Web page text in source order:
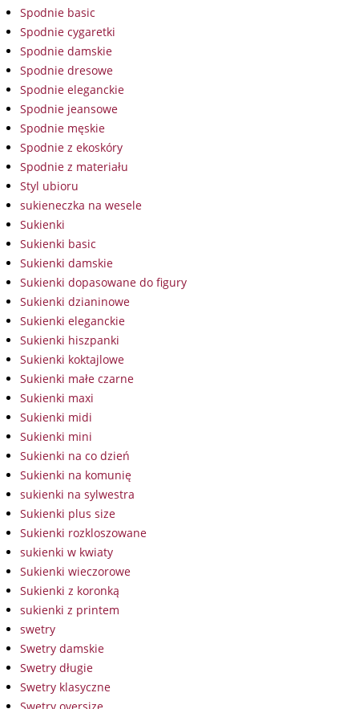
Spodnie basic
Spodnie cygaretki
Spodnie damskie
Spodnie dresowe
Spodnie eleganckie
Spodnie jeansowe
Spodnie męskie
Spodnie z ekoskóry
Spodnie z materiału
Styl ubioru
sukieneczka na wesele
Sukienki
Sukienki basic
Sukienki damskie
Sukienki dopasowane do figury
Sukienki dzianinowe
Sukienki eleganckie
Sukienki hiszpanki
Sukienki koktajlowe
Sukienki małe czarne
Sukienki maxi
Sukienki midi
Sukienki mini
Sukienki na co dzień
Sukienki na komunię
sukienki na sylwestra
Sukienki plus size
Sukienki rozkloszowane
sukienki w kwiaty
Sukienki wieczorowe
Sukienki z koronką
sukienki z printem
swetry
Swetry damskie
Swetry długie
Swetry klasyczne
Swetry oversize